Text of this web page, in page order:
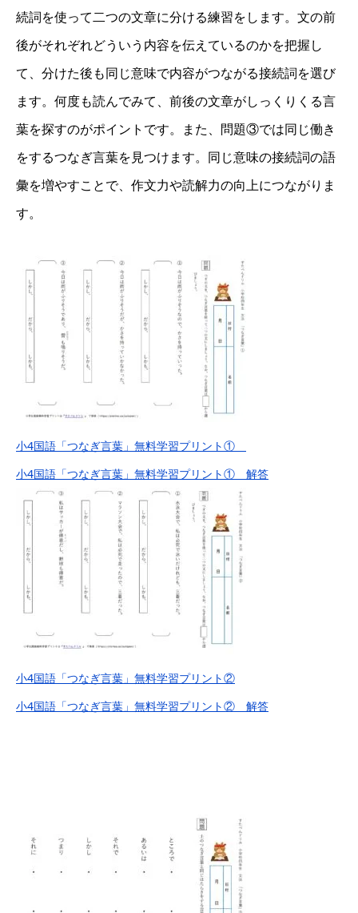
続詞を使って二つの文章に分ける練習をします。文の前
後がそれぞれどういう内容を伝えているのかを把握し
て、分けた後も同じ意味で内容がつながる接続詞を選び
ます。何度も読んでみて、前後の文章がしっくりくる言
葉を探すのがポイントです。また、問題③では同じ働き
をするつなぎ言葉を見つけます。同じ意味の接続詞の語
彙を増やすことで、作文力や読解力の向上につながりま
す。
小4国語「つなぎ言葉」無料学習プリント①
小4国語「つなぎ言葉」無料学習プリント① 解答
小4国語「つなぎ言葉」無料学習プリント②
小4国語「つなぎ言葉」無料学習プリント② 解答